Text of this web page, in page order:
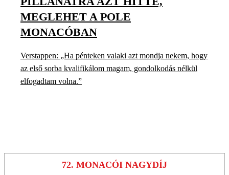
MEGLEHET A POLE
MONACÓBAN
Verstappen: „Ha pénteken valaki azt mondja nekem, hogy
az első sorba kvalifikálom magam, gondolkodás nélkül
elfogadtam volna.”
72. MONACÓI NAGYDÍJ